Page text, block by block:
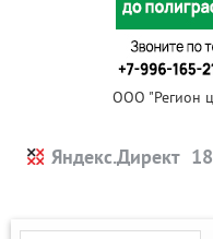
ООО "Регион
Яндекс.Директ